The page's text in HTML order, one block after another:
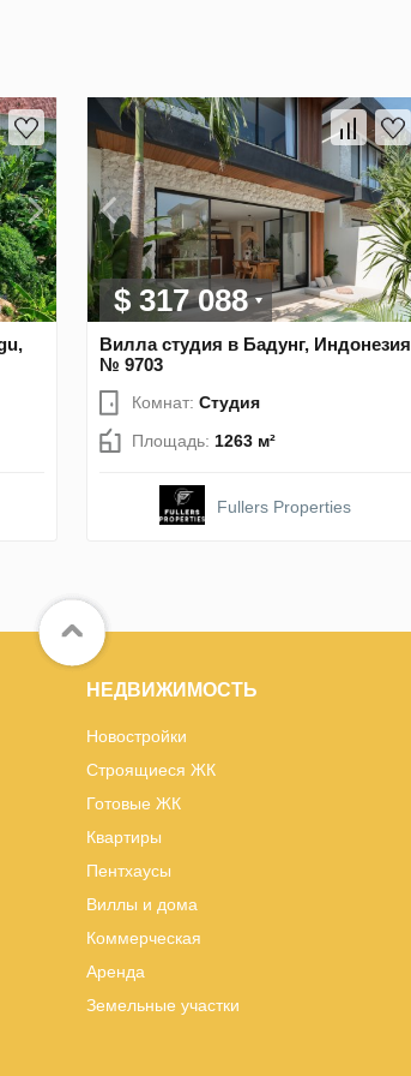
$ 317 088
Вилла студия в Бадунг, Индонезия
№ 9703
Комнат: Студия
Площадь: 1263 м²
Fullers Properties
НЕДВИЖИМОСТЬ
Новостройки
Строящиеся ЖК
Готовые ЖК
Квартиры
Пентхаусы
Виллы и дома
Коммерческая
Аренда
Земельные участки